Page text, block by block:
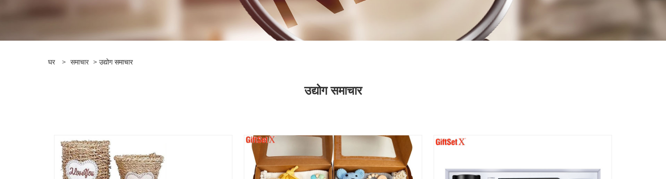
घर > समाचार > उद्योग समाचार
उद्योग समाचार